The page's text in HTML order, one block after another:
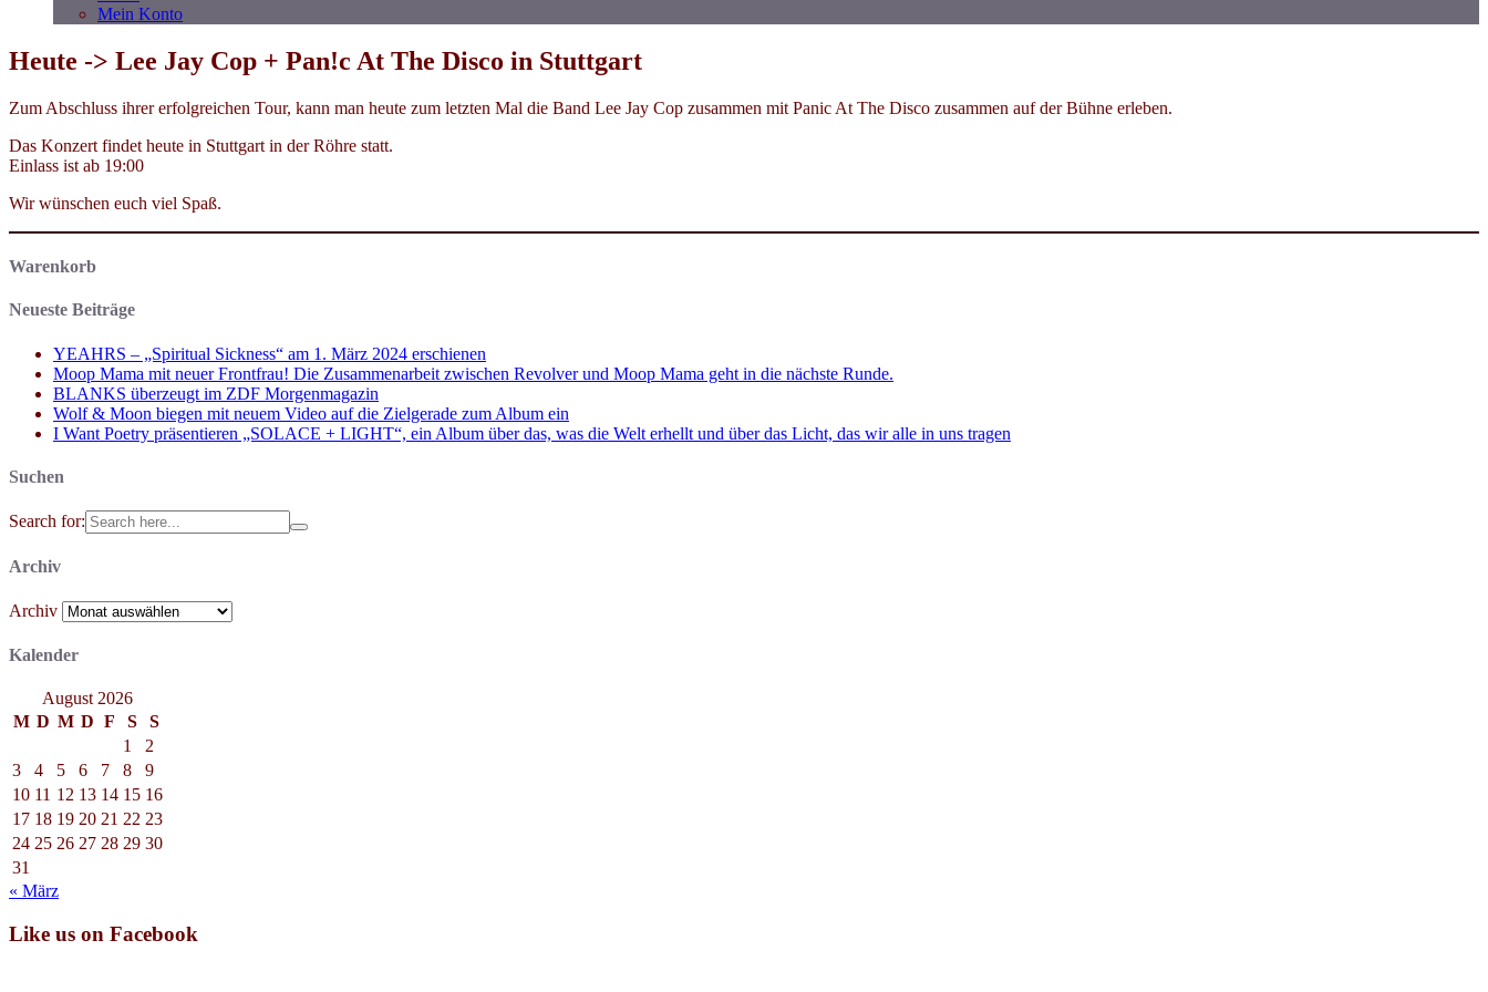
Mein Konto
Heute -> Lee Jay Cop + Pan!c At The Disco in Stuttgart
Zum Abschluss ihrer erfolgreichen Tour, kann man heute zum letzten Mal die Band Lee Jay Cop zusammen mit Panic At The Disco zusammen auf der Bühne erleben.
Das Konzert findet heute in Stuttgart in der Röhre statt.
Einlass ist ab 19:00
Wir wünschen euch viel Spaß.
Warenkorb
Neueste Beiträge
YEAHRS – „Spiritual Sickness“ am 1. März 2024 erschienen
Moop Mama mit neuer Frontfrau! Die Zusammenarbeit zwischen Revolver und Moop Mama geht in die nächste Runde.
BLANKS überzeugt im ZDF Morgenmagazin
Wolf & Moon biegen mit neuem Video auf die Zielgerade zum Album ein
I Want Poetry präsentieren „SOLACE + LIGHT“, ein Album über das, was die Welt erhellt und über das Licht, das wir alle in uns tragen
Suchen
Search for:
Archiv
Archiv
Kalender
August 2026
M D M D F S
S
1
2
3
4 5 6 7 8
9
10 11 12 13 14 15 16
17 18 19 20 21 22 23
24 25 26 27 28 29 30
31
« März
Like us on Facebook